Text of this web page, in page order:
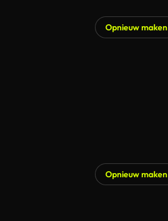
Opnieuw maken
Opnieuw maken